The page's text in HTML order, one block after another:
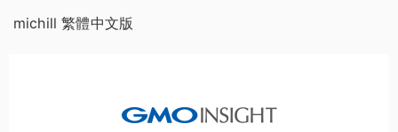
michill 繁體中文版